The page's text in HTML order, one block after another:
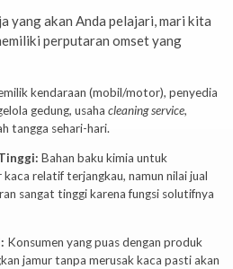
yang akan Anda pelajari, mari kita
perputaran omset yang
kendaraan (mobil/motor), penyedia
gedung, usaha cleaning service,
tangga sehari-hari.
Bahan baku kimia untuk
relatif terjangkau, namun nilai jual
sangat tinggi karena fungsi solutifnya
Konsumen yang puas dengan produk
jamur tanpa merusak kaca pasti akan